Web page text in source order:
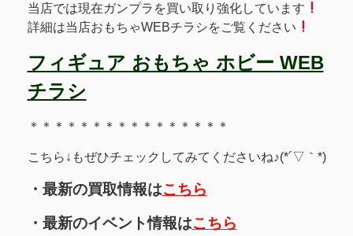
当店では現在ガンプラを買い取り強化しています
詳細は当店おもちゃWEBチラシをご覧ください
フィギュア おもちゃ ホビー WEB
チラシ
＊＊＊＊＊＊＊＊＊＊＊＊＊＊＊＊
こちら↓もぜひチェックしてみてくださいね♪(*´▽｀*)
・最新の買取情報はこちら
・最新のイベント情報はこちら